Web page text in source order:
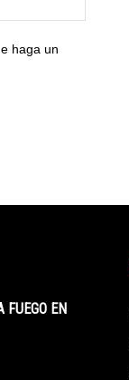
haga un
FUEGO EN